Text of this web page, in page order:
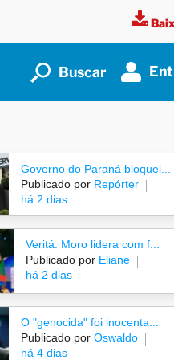
Buscar
Governo do Paraná bloquei...
Publicado por Repórter
há 2 dias
Veritá: Moro lidera com f...
Publicado porEliane
há 2 dias
O "genocida" foi inocenta...
Publicado por Oswaldo
há 4 dias